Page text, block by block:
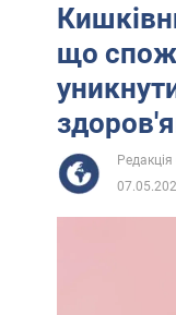
що
Редакція